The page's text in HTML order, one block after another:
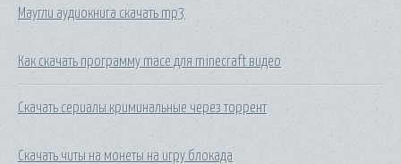
Маугли аудиокнига скачать mp3
Как скачать программу mace для minecraft видео
Скачать сериалы криминальные через торрент
Скачать читы на монеты на игру блокада